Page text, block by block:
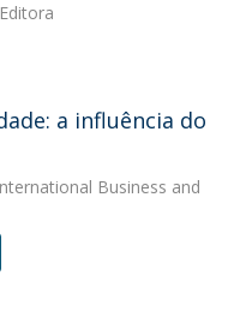
a influência do
Business and